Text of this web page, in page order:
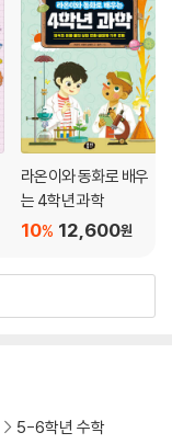
라온이와 동화로 배우
는 4학년 과학
12,600원
10%
5-6학년 수학